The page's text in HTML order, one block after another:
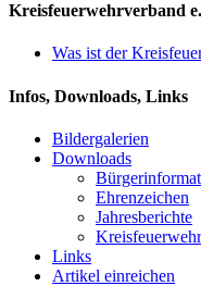
Kreisfeuerwehrverband
Was ist der
Infos, Downloads, Links
Bildergalerien
Downloads
Ehrenzeichen
Jahresberichte
Kreisfeuerwehr
Links
Artikel einreichen